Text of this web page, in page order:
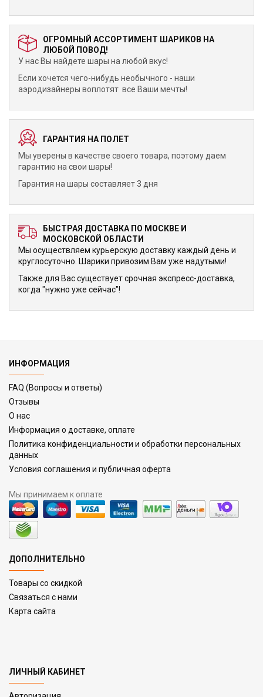
ОГРОМНЫЙ АССОРТИМЕНТ ШАРИКОВ НА
ЛЮБОЙ ПОВОД!
У нас Вы найдете шары на любой вкус!
Если хочется чего-нибудь необычного - наши
аэродизайнеры воплотят все Ваши мечты!
ГАРАНТИЯ НА ПОЛЕТ
Мы уверены в качестве своего товара, поэтому даем
гарантию на свои шары!
Гарантия на шары составляет 3 дня
БЫСТРАЯ ДОСТАВКА ПО МОСКВЕ И
МОСКОВСКОЙ ОБЛАСТИ
Мы осуществляем курьерскую доставку каждый день и
круглосуточно. Шарики привозим Вам уже надутыми!
Также для Вас существует срочная экспресс-доставка,
когда "нужно уже сейчас"!
ИНФОРМАЦИЯ
FAQ (Вопросы и ответы)
Отзывы
О нас
Информация о доставке, оплате
Политика конфиденциальности и обработки персональных
данных
Условия соглашения и публичная оферта
Мы принимаем к оплате
ДОПОЛНИТЕЛЬНО
Товары со скидкой
Связаться с нами
Карта сайта
ЛИЧНЫЙ КАБИНЕТ